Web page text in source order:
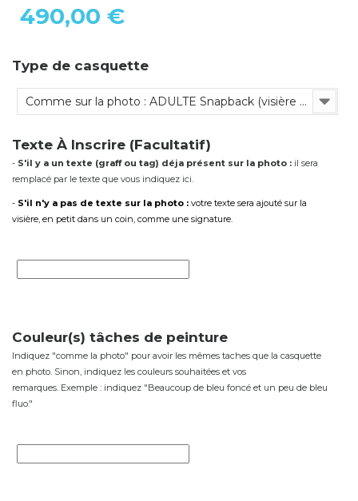
490,00 €
Type de casquette
Comme sur la photo : ADULTE Snapback (visière plate, tout en tissu, réglable)
Texte À Inscrire (Facultatif)
- S'il y a un texte (graff ou tag) déja présent sur la photo : il sera
remplacé par le texte que vous indiquez ici.
- S'il n'y a pas de texte sur la photo : votre texte sera ajouté sur la
visière, en petit dans un coin, comme une signature.
Couleur(s) tâches de peinture
Indiquez "comme la photo" pour avoir les mêmes taches que la casquette
en photo. Sinon, indiquez les couleurs souhaitées et vos
remarques. Exemple : indiquez "Beaucoup de bleu foncé et un peu de bleu
fluo."